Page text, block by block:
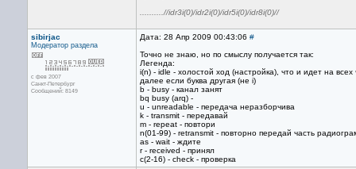
..........//idr3i(0)/idr2i(0)/idr5i(0)/idr8i(0)//
sibirjac
Модератор раздела
с фев 2007
Санкт-Петербург
Сообщений: 8149
Дата: 28 Апр 2009 00:43:06 #
Точно не знаю, но по смыслу получается так:
Легенда:
i(n) - idle - холостой ход (настройка), что и идет на
далее если буква другая (не i)
b - busy - канал занят
bq busy (arq) -
u - unreadable - передача неразборчива
k - transmit - передавай
m - repeat - повтори
n(01-99) - retransmit - повторно передай часть
as - wait - ждите
r - received - принял
c(2-16) - check - проверка